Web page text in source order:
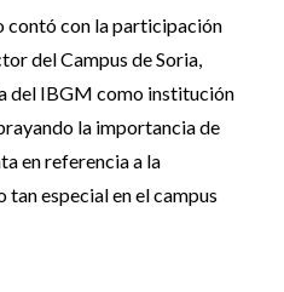
contó con la participación
del Campus de Soria,
del IBGM como institución
la importancia de
en referencia a la
especial en el campus